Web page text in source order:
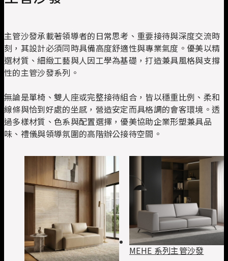
效率周邊
主管沙發承載著領導者的日常思考、重要接待與深度交流時
刻，其設計必須同時具備高度舒適性與專業氣度。優美以精
選材質、細緻工藝與人因工學為基礎，打造兼具風格與支撐
性的主管沙發系列。
無論是單椅、雙人座或完整接待組合，皆以穩重比例、柔和
線條與恰到好處的坐感，營造安定而具格調的會客環境。透
過多樣材質、色系與配置選擇，優美協助企業形塑兼具品
味、禮儀與領導氛圍的高階辦公接待空間。
MEHE 系列主管沙發